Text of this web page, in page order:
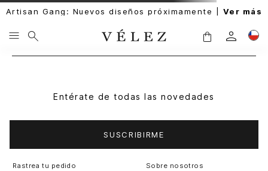
Artisan Gang: Nuevos diseños próximamente | Ver más
Entérate de todas las novedades
SUSCRIBIRME
Rastrea tu pedido
Sobre nosotros